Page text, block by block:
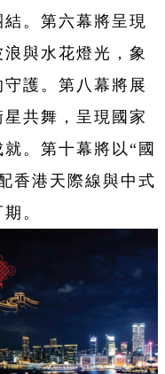
。第六幕將呈現
與水花燈光，象
護。第八幕將展
共舞，呈現國家
。第十幕將以“國
香港天際線與中式
。